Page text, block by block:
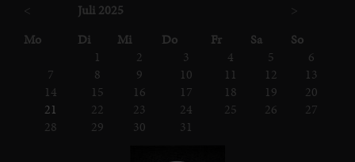
< Juli 2025
>
Montag DienstagMittwochDonnerstag
Freitag Samstag Sonntag
1
2 3 4 5
6
7
8 9 10 11 12
13
14
15 16 17 18 19
20
21
22 23 24 25 26
27
28
29 30 31